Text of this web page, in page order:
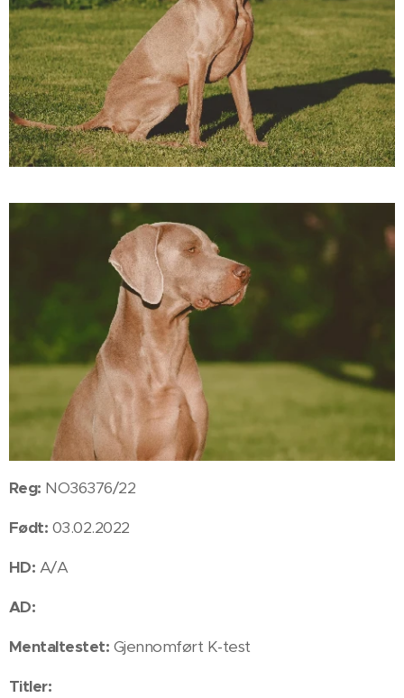
Reg: NO36376/22
Født: 03.02.2022
HD: A/A
AD:
Mentaltestet: Gjennomført K-test
Titler: